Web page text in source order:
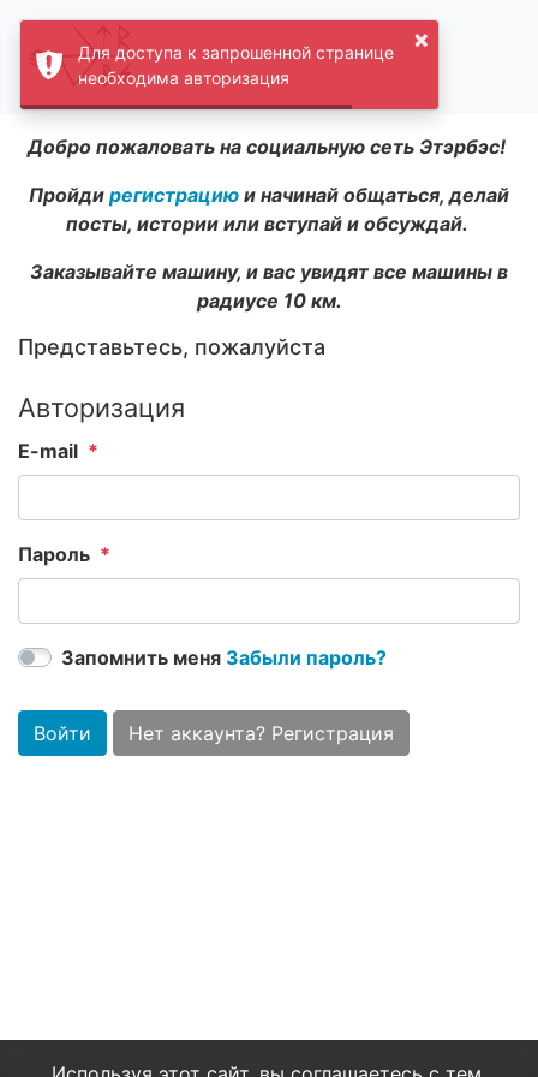
Добро пожаловать на социальную сеть Этэрбэс!
Пройди регистрацию и начинай общаться, делай
посты, истории или вступай и обсуждай.
Заказывайте машину, и вас увидят все машины в
радиусе 10 км.
Представьтесь, пожалуйста
Авторизация
E-mail
Пароль
Запомнить меня Забыли пароль?
Войти Нет аккаунта? Регистрация
×
Для доступа к запрошенной странице
необходима авторизация